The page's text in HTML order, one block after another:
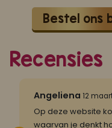
Bestel ons
Recensies
Angeliena 12
Op deze website
waarvan je denkt